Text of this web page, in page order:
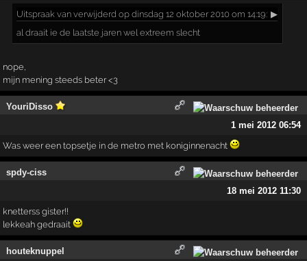
Uitspraak van verwijderd op dinsdag 12 oktober 2010 om 14:19: ▶
al draait ie de laatste jaren wel extreem slecht
nope,
mijn mening steeds beter <3
YouriDisso
1 mei 2012 06:54
Was weer een topsetje in de metro met koniginnenacht
spdy-ciss
18 mei 2012 11:30
knetterss gister!!
lekkeah gedraait
houteknuppel